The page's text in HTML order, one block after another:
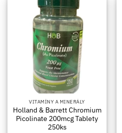
VITAMÍNY A MINERÁLY
Holland & Barrett Chromium
Picolinate 200mcg Tablety
250ks